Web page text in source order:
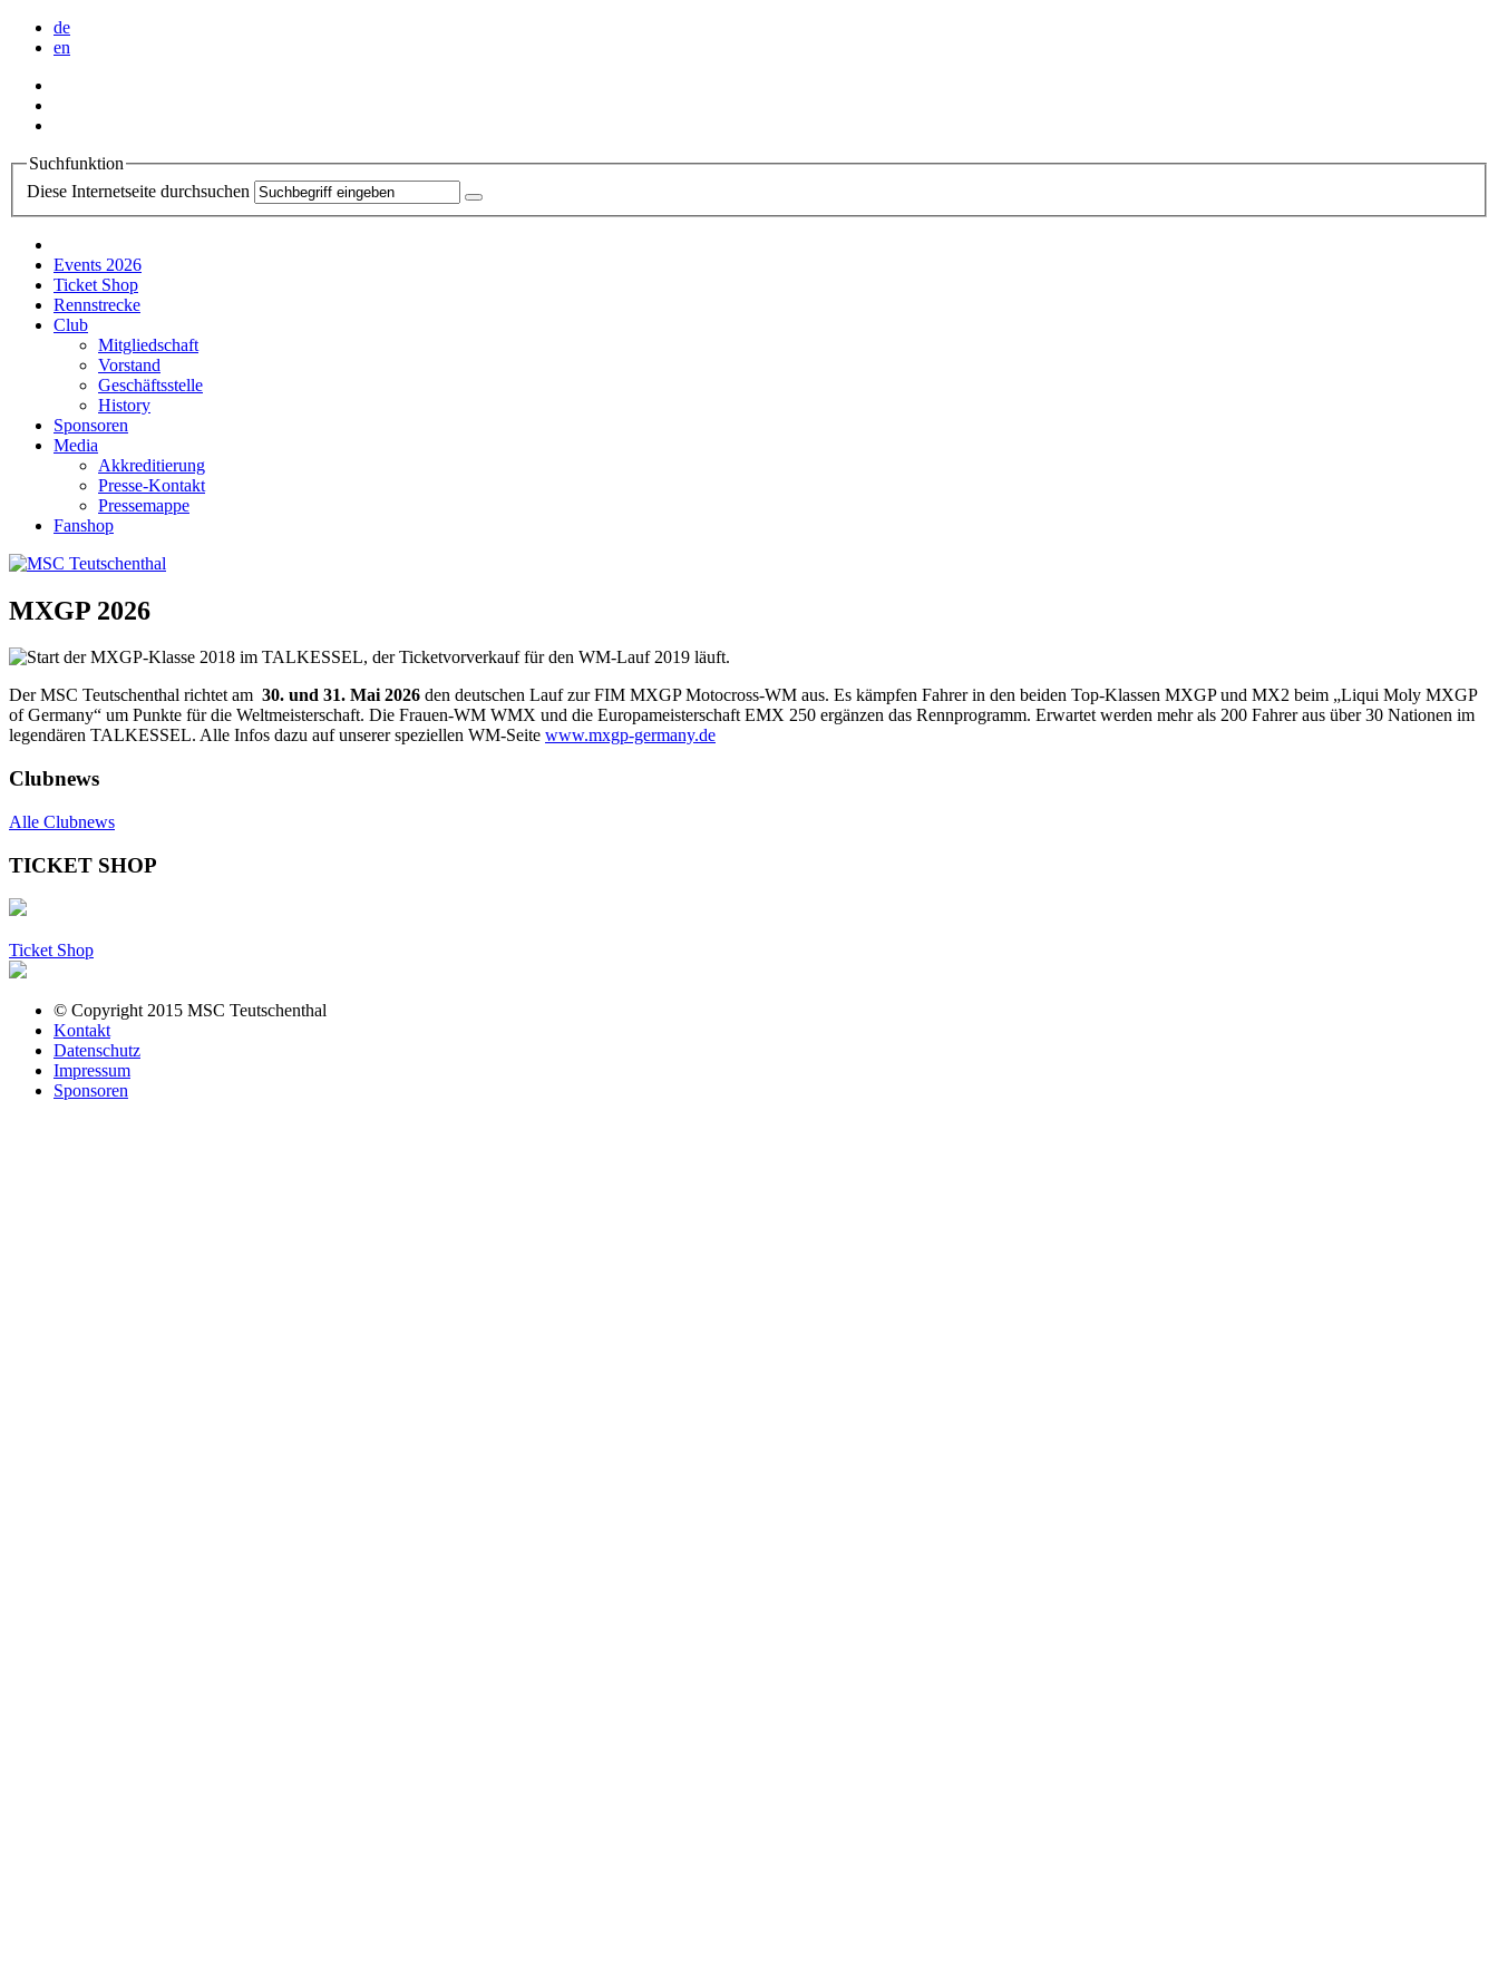
de
en
Suchfunktion
Diese Internetseite durchsuchen
Events 2026
Ticket Shop
Rennstrecke
Club
Mitgliedschaft
Vorstand
Geschäftsstelle
History
Sponsoren
Media
Akkreditierung
Presse-Kontakt
Pressemappe
Fanshop
MXGP 2026
Der MSC Teutschenthal richtet am 30. und 31. Mai 2026 den deutschen Lauf zur FIM MXGP Motocross-WM aus. Es kämpfen Fahrer in den beiden Top-Klassen MXGP und MX2 beim „Liqui Moly MXGP
of Germany“ um Punkte für die Weltmeisterschaft. Die Frauen-WM WMX und die Europameisterschaft EMX 250 ergänzen das Rennprogramm. Erwartet werden mehr als 200 Fahrer aus über 30 Nationen im
legendären TALKESSEL. Alle Infos dazu auf unserer speziellen WM-Seite www.mxgp-germany.de
Clubnews
Alle Clubnews
TICKET SHOP
Ticket Shop
© Copyright 2015 MSC Teutschenthal
Kontakt
Datenschutz
Impressum
Sponsoren